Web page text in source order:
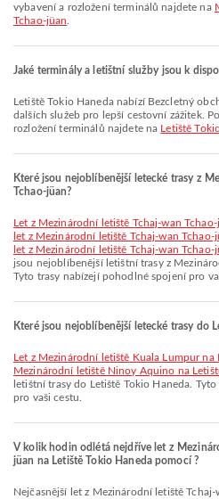
vybavení a rozložení terminálů najdete na
Tchao-jüan
Jaké terminály a letištní služby jsou k
Letiště Tokio Haneda nabízí Bezcletný obchod, Vlak, Airport Hotel a mnoho
dalších služeb pro lepší cestovní zážitek.
rozložení terminálů najdete na Letiště
Které jsou nejoblíbenější letecké trasy z
Tchao-jüan?
let z Mezinárodní letiště Tchaj-wan
let z Mezinárodní letiště Tchaj-wan
let z Mezinárodní letiště Tchaj-wan
jsou nejoblíbenější letištní trasy z
Tyto trasy nabízejí pohodlné spojení pro
Které jsou nejoblíbenější letecké trasy do
let z Mezinárodní letiště Kuala Lumpur na
Mezinárodní letiště Ninoy Aquino na
letištní trasy do Letiště Tokio Haneda.
pro vaši cestu.
V kolik hodin odlétá nejdříve let z
jüan na Letiště Tokio Haneda pomocí ?
Nejčasnější let z Mezinárodní letiště Tchaj-wan Tchao-jüan do Letiště Tokio